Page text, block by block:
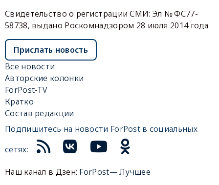
Свидетельство о регистрации СМИ: Эл № ФС77-
58738, выдано Роскомнадзором 28 июля 2014 года
Прислать новость
Все новости
Авторские колонки
ForPost-TV
Кратко
Состав редакции
Подпишитесь на новости ForPost в социальных
сетях:
Наш канал в Дзен: ForPost— Лучшее